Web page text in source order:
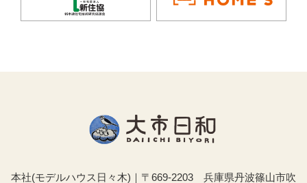
本社(モデルハウス日々木)｜〒669-2203 兵庫県丹波篠山市吹